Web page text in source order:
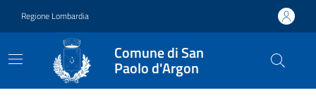
Regione Lombardia
Comune di San
Paolo d'Argon